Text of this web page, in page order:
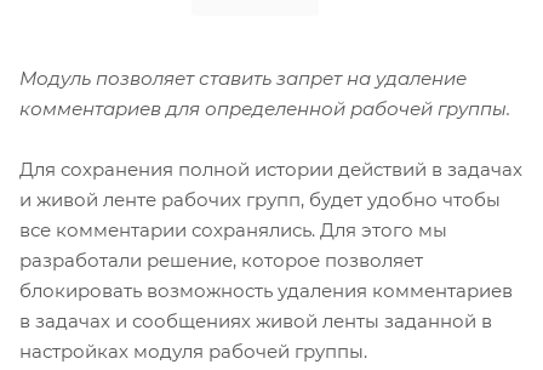
Модуль позволяет ставить запрет на удаление
комментариев для определенной рабочей группы.
Для сохранения полной истории действий в задачах
и живой ленте рабочих групп, будет удобно чтобы
все комментарии сохранялись. Для этого мы
разработали решение, которое позволяет
блокировать возможность удаления комментариев
в задачах и сообщениях живой ленты заданной в
настройках модуля рабочей группы.